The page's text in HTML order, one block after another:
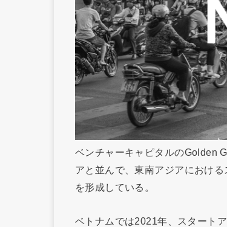
ベンチャーキャピタルのGolden
アと並んで、東南アジアにおけ
を形成している。
ベトナムでは2021年、スタート